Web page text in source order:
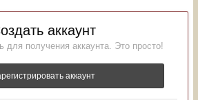
аккаунт
для получения аккаунта. Это просто!
аккаунт